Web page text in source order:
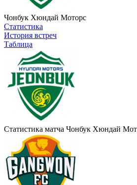
Чонбук Хюндай Моторс
Статистика
История встреч
Таблица
Статистика матча Чонбук Хюндай